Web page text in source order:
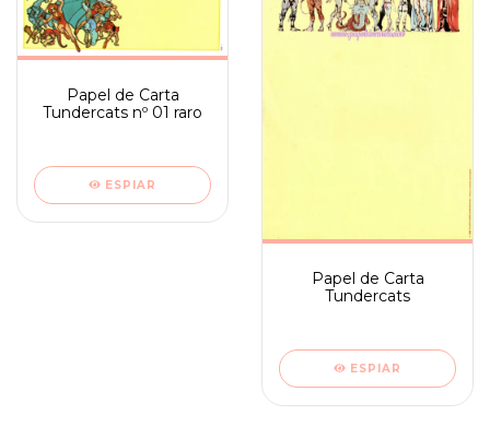
Papel de Carta
Tundercats nº 01 raro
ESPIAR
Papel de Carta
Tundercats
ESPIAR